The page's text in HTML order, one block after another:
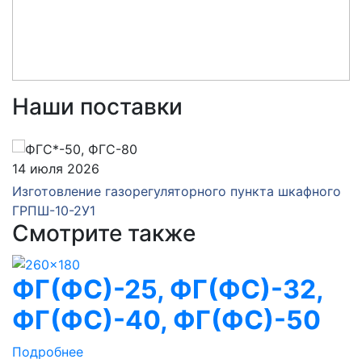
Наши поставки
14 июля 2026
Изготовление газорегуляторного пункта шкафного
ГРПШ-10-2У1
Смотрите также
ФГ(ФС)-25, ФГ(ФС)-32,
ФГ(ФС)-40, ФГ(ФС)-50
Подробнее